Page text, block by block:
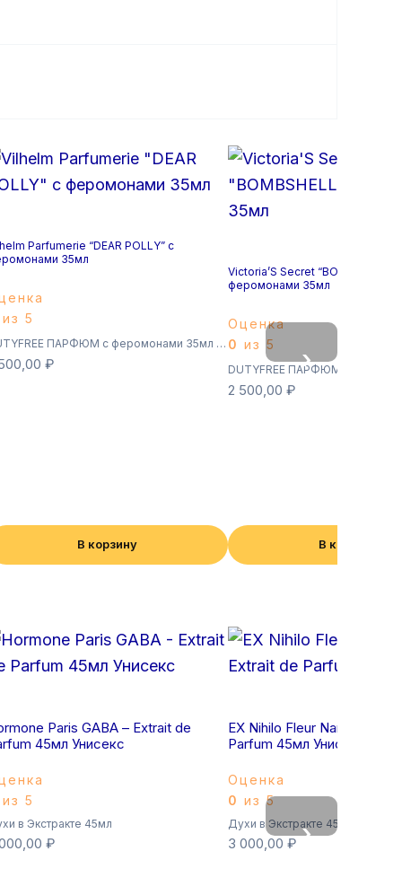
DUTYFREE ПАРФЮМ с феромонами 35мл (Суперстойкие)
Parfumerie “DEAR POLLY” с
35мл
из 5
₽
В корзину
Victoria’S Secret “BOMBSHELL” с
феромонами 35мл
Оценка
0 из 5
2 500,00 ₽
В корзину
›
в Экстракте 45мл
Paris GABA – Extrait de
45мл Унисекс
из 5
₽
Духи в Экстракте 45мл
EX Nihilo Fleur Narcotique
Parfum 45мл Унисекс
Оценка
0 из 5
3 000,00 ₽ ›